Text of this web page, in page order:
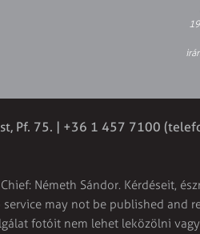
Pf. 75. | +36 1 457 7100
Németh Sándor. Kérdéseit,
service may not be published
fotóit nem lehet leközölni